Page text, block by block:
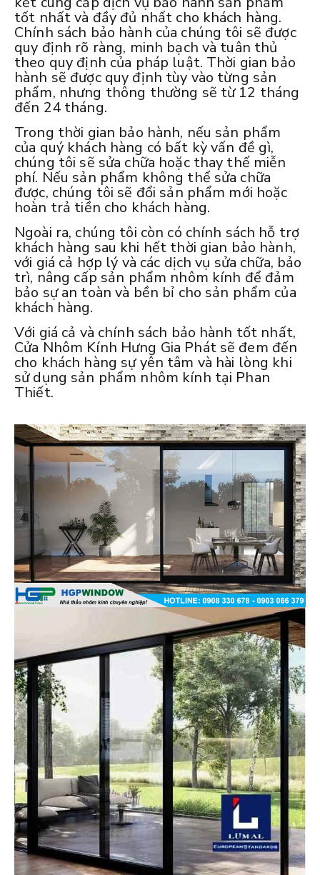
tốt nhất và đầy đủ nhất cho khách hàng.
Chính sách bảo hành của chúng tôi sẽ được
quy định rõ ràng, minh bạch và tuân thủ
theo quy định của pháp luật. Thời gian bảo
hành sẽ được quy định tùy vào từng sản
phẩm, nhưng thông thường sẽ từ 12 tháng
đến 24 tháng.
Trong thời gian bảo hành, nếu sản phẩm
của quý khách hàng có bất kỳ vấn đề gì,
chúng tôi sẽ sửa chữa hoặc thay thế miễn
phí. Nếu sản phẩm không thể sửa chữa
được, chúng tôi sẽ đổi sản phẩm mới hoặc
hoàn trả tiền cho khách hàng.
Ngoài ra, chúng tôi còn có chính sách hỗ trợ
khách hàng sau khi hết thời gian bảo hành,
với giá cả hợp lý và các dịch vụ sửa chữa, bảo
trì, nâng cấp sản phẩm nhôm kính để đảm
bảo sự an toàn và bền bỉ cho sản phẩm của
khách hàng.
Với giá cả và chính sách bảo hành tốt nhất,
Cửa Nhôm Kính Hưng Gia Phát sẽ đem đến
cho khách hàng sự yên tâm và hài lòng khi
sử dụng sản phẩm nhôm kính tại Phan
Thiết.